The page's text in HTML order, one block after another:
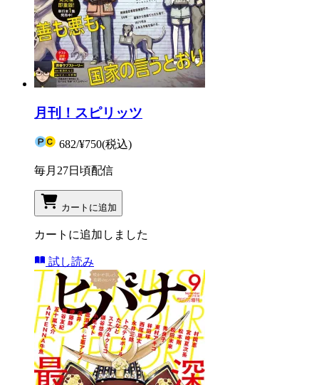
月刊！スピリッツ
682/¥750(税込)
毎月27日頃配信
カートに追加
カートに追加しました
試し読み